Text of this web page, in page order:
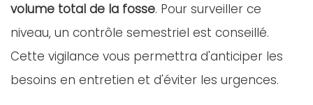
volume total de la fosse. Pour surveiller ce
niveau, un contrôle semestriel est conseillé.
Cette vigilance vous permettra d'anticiper les
besoins en entretien et d'éviter les urgences.